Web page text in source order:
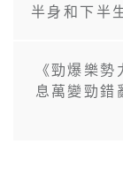
半身和下半
《勁爆樂
息萬變勁錯